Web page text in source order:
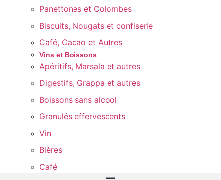
Panettones et Colombes
Biscuits, Nougats et confiserie
Café, Cacao et Autres
Vins et Boissons
Apéritifs, Marsala et autres
Digestifs, Grappa et autres
Boissons sans alcool
Granulés effervescents
Vin
Bières
Café